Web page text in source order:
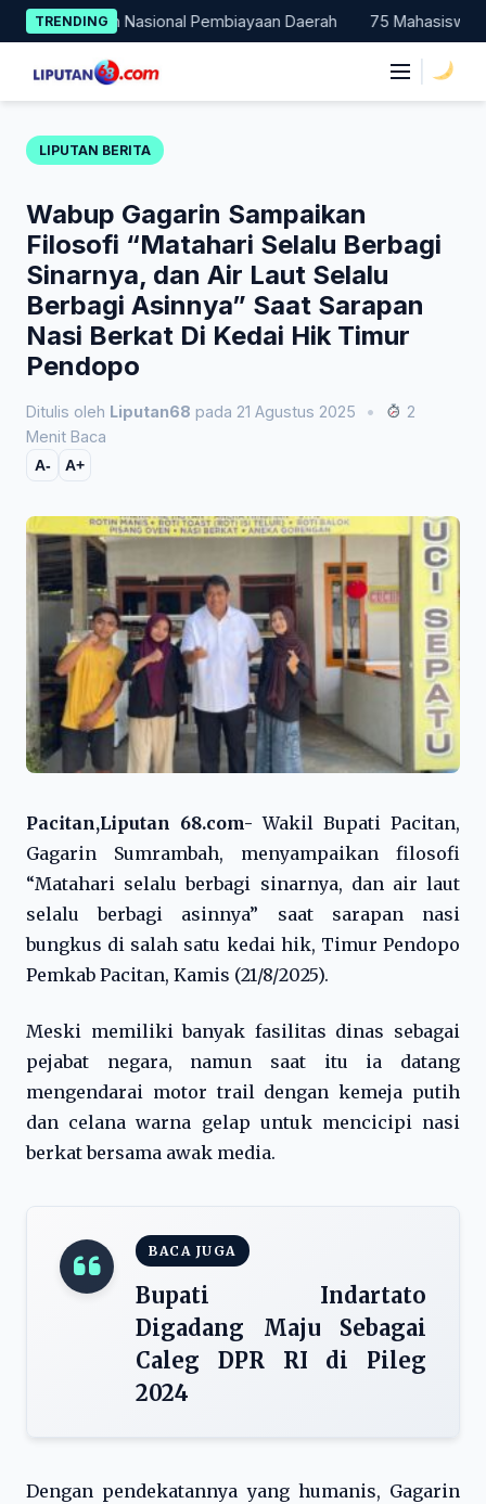
Skip
to
content
TRENDINGNasional Pembiayaan Daerah 75 Mahasiswa
LIPUTAN BERITA
Wabup Gagarin Sampaikan
Filosofi “Matahari Selalu Berbagi
Sinarnya, dan Air Laut Selalu
Berbagi Asinnya” Saat Sarapan
Nasi Berkat Di Kedai Hik Timur
Pendopo
Ditulis oleh Liputan68 pada 21 Agustus 2025 •
2
Menit Baca
A- A+
Pacitan,Liputan 68.com- Wakil Bupati Pacitan,
Gagarin Sumrambah, menyampaikan filosofi
“Matahari selalu berbagi sinarnya, dan air laut
selalu berbagi asinnya” saat sarapan nasi
bungkus di salah satu kedai hik, Timur Pendopo
Pemkab Pacitan, Kamis (21/8/2025).
Meski memiliki banyak fasilitas dinas sebagai
pejabat negara, namun saat itu ia datang
mengendarai motor trail dengan kemeja putih
dan celana warna gelap untuk mencicipi nasi
berkat bersama awak media.
BACA JUGA
Bupati Indartato
Digadang Maju Sebagai
Caleg DPR RI di Pileg
2024
Dengan pendekatannya yang humanis, Gagarin